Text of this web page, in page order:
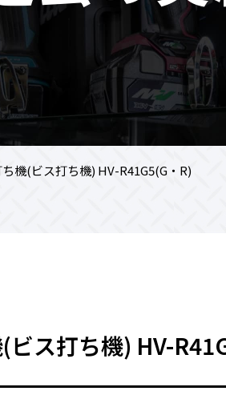
機(ビス打ち機) HV-R41G5(G・R)
ス打ち機) HV-